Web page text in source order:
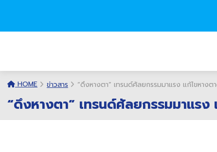
HOME ข่าวสาร “ดึงหางตา” เทรนด์ศัลยกรรมมาแรง แก้ไขหางต
“ดึงหางตา” เทรนด์ศัลยกรรมมาแร